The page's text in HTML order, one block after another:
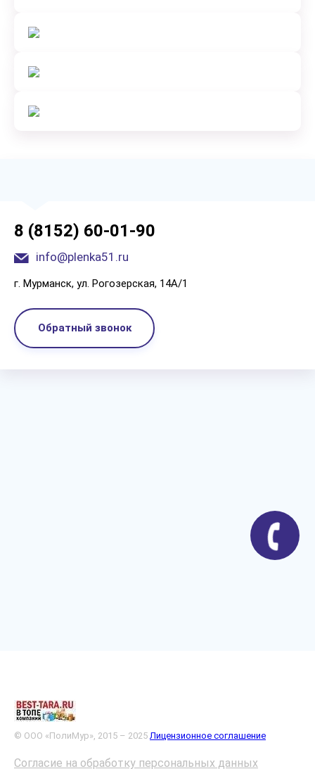
8 (8152) 60-01-90
info@plenka51.ru
г. Мурманск, ул. Рогозерская, 14А/1
Обратный звонок
© ООО «ПолиМур», 2015 – 2025 Лицензионное соглашение
Согласие на обработку персональных данных